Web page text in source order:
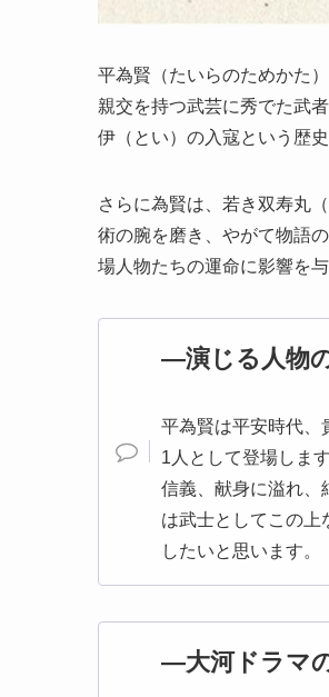
平為賢（たいらのためかた
親交を持つ武芸に秀でた武
伊（とい）の入寇という歴
さらに為賢は、若き双寿丸
術の腕を磨き、やがて物語
場人物たちの運命に影響を
―演じる人物
平為賢は平安時代、
1人として登場しま
信義、献身に溢れ、
は武士としてこの上
したいと思います。
―大河ドラマ